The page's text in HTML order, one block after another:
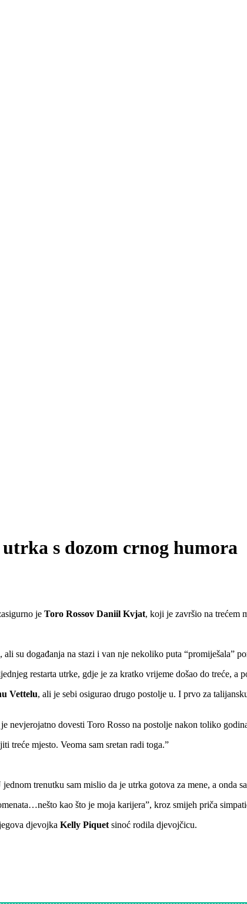
s dozom crnog humora
je Toro Rossov Daniil Kvjat, koji je završio na trećem
su događanja na stazi i van nje nekoliko puta “promiješala”
restarta utrke, gdje je za kratko vrijeme došao do treće, a
Vettelu, ali je sebi osigurao drugo postolje u. I prvo za
nevjerojatno dovesti Toro Rosso na postolje nakon toliko
treće mjesto. Veoma sam sretan radi toga.”
trenutku sam mislio da je utrka gotova za mene, a onda
kao što je moja karijera”, kroz smijeh priča
djevojka Kelly Piquet sinoć rodila djevojčicu.